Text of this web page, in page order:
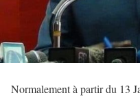
Normalement à partir du 13